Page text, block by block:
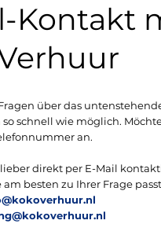
Kontakt
über das
schnell wie möglich.
an.
direkt per E-Mail
am besten zu Ihrer Frage